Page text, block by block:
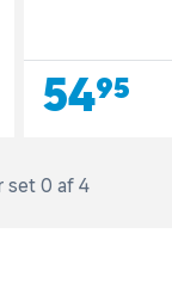
54,95
set 0 af 4